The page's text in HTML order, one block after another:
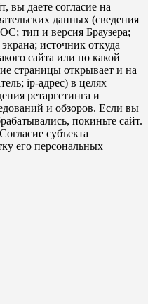
вы даете согласие на
данных (сведения
тип и версия Браузера;
источник откуда
сайта или по какой
страницы открывает и на
ip-адрес) в целях
ретаргетинга и
и обзоров. Если вы
покиньте сайт.
субъекта
его персональных